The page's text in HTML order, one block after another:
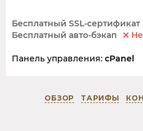
Бесплатный SSL-сертификат
Бесплатный авто-бэкап
Панель управления: cPanel
ОБЗОР ТАРИФЫ